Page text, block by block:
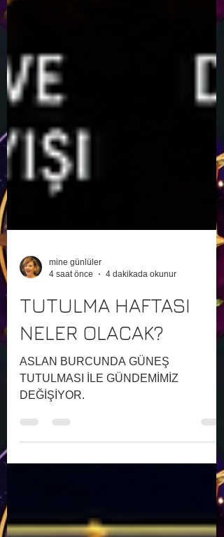
mine günlüler
4 saat önce
4 dakikada okunur
TUTULMA HAFTASI
NELER OLACAK?
ASLAN BURCUNDA GÜNEŞ
TUTULMASI İLE GÜNDEMİMİZ